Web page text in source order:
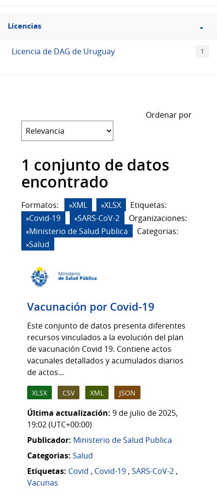
Filtro
Licencias
Licencias
Licencia de DAG de Uruguay 1
Ordenar por
1 conjunto de datos
encontrado
Formatos: XML XLSX
Etiquetas:
Covid-19
SARS-CoV-2
Organizaciones:
Ministerio de Salud Publica
Categorias:
Salud
Vacunación por Covid-19
Este conjunto de datos presenta diferentes
recursos vinculados a la evolución del plan
de vacunación Covid 19. Contiene actos
vacunales detallados y acumulados diarios
de actos...
XLSX CSV XML JSON
Última actualización: 9 de julio de 2025,
19:02 (UTC+00:00)
Publicador: Ministerio de Salud Publica
Categorias: Salud
Etiquetas: Covid , Covid-19 , SARS-CoV-2 ,
Vacunas